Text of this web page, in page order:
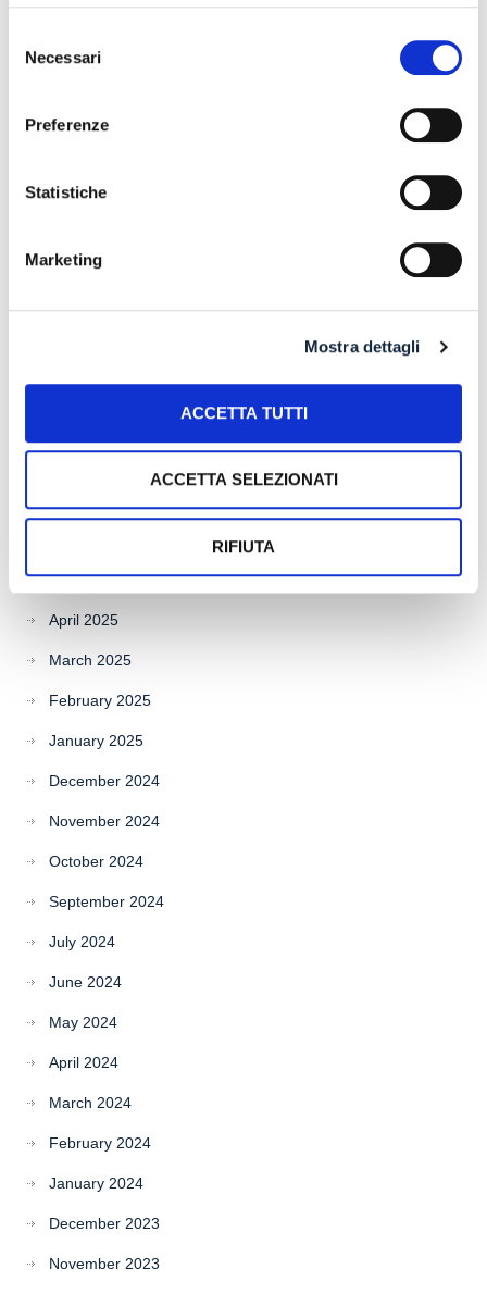
delNecessari
Preferenze
Statistiche
Marketing
Mostra dettagli
ACCETTA TUTTI
ACCETTA SELEZIONATI
RIFIUTA
July 2026
May 2026
February 2026
September 2025
May 2025
April 2025
March 2025
February 2025
January 2025
December 2024
November 2024
October 2024
September 2024
July 2024
June 2024
May 2024
April 2024
March 2024
February 2024
January 2024
December 2023
November 2023